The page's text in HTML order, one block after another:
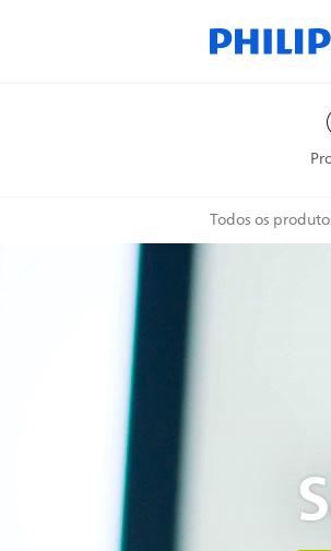
Todos os